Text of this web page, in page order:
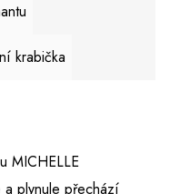
krabička
MICHELLE
a plynule přechází